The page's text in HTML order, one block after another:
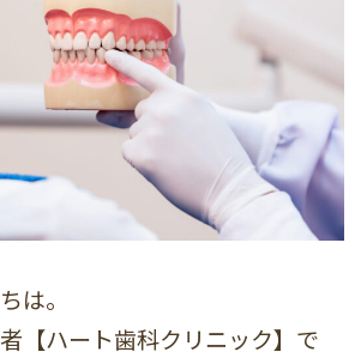
は。
【ハート歯科クリニック】で